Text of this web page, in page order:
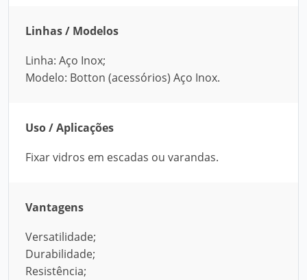
Linhas / Modelos
Linha: Aço Inox;
Modelo: Botton (acessórios) Aço Inox.
Uso / Aplicações
Fixar vidros em escadas ou varandas.
Vantagens
Versatilidade;
Durabilidade;
Resistência;